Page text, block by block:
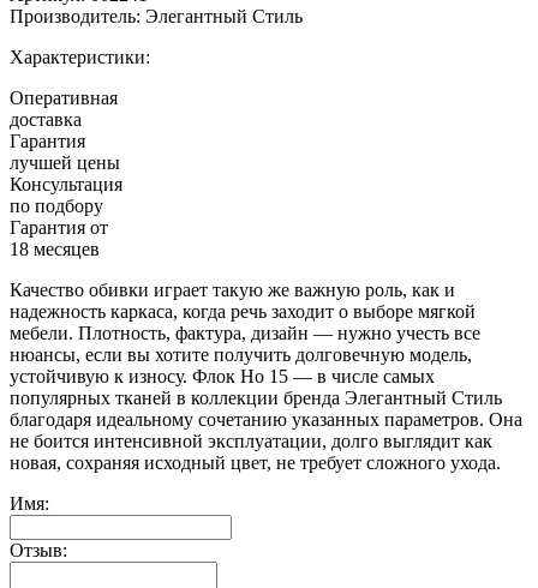
Производитель: Элегантный Стиль
Характеристики:
Оперативная
доставка
Гарантия
лучшей цены
Консультация
по подбору
Гарантия от
18 месяцев
Качество обивки играет такую же важную роль, как и
надежность каркаса, когда речь заходит о выборе мягкой
мебели. Плотность, фактура, дизайн — нужно учесть все
нюансы, если вы хотите получить долговечную модель,
устойчивую к износу. Флок Но 15 — в числе самых
популярных тканей в коллекции бренда Элегантный Стиль
благодаря идеальному сочетанию указанных параметров. Она
не боится интенсивной эксплуатации, долго выглядит как
новая, сохраняя исходный цвет, не требует сложного ухода.
Имя:
Отзыв: